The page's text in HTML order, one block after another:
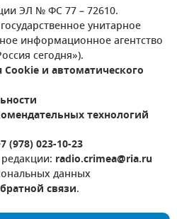
ЭЛ № ФС 77 – 72610.
унитарное
информационное агентство
сегодня»).
и автоматического
технологий
(978) 023-10-23
radio.crimea@ria.ru
данных
связи.